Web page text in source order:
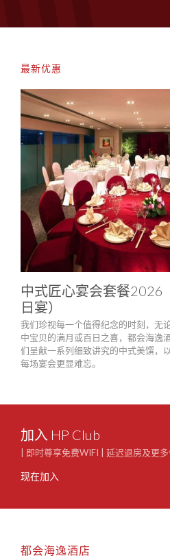
最新优惠
中式匠心宴会套餐2026
日宴）
我们珍视每一个值得纪念的时刻，无
中宝贝的满月或百日之喜，都会海逸
们呈献一系列细致讲究的中式美馔，
每场宴会更显难忘。
加入 HP Club
| 即时尊享免费WIFI | 延迟退房及更多
现在加入
都会海逸酒店